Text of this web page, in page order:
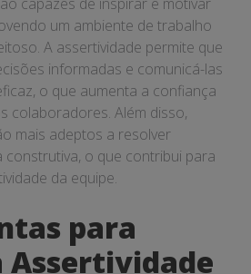
um ambiente de trabalho
A assertividade permite que
informadas e comunicá-las
o que aumenta a confiança
colaboradores. Além disso,
mais adeptos a resolver
construtiva, o que contribui para
da equipe.
para
Assertividade